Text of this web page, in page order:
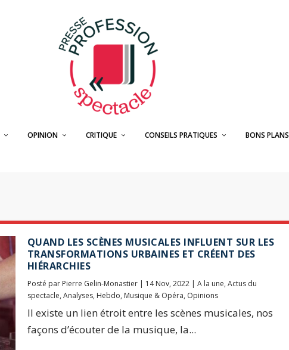
OPINION CRITIQUE CONSEILS PRATIQUES BONS PLANS
QUAND LES SCÈNES MUSICALES INFLUENT SUR LES
TRANSFORMATIONS URBAINES ET CRÉENT DES
HIÉRARCHIES
Posté par Pierre Gelin-Monastier| 14 Nov, 2022| A la une, Actus du
spectacle, Analyses, Hebdo, Musique & Opéra, Opinions
Il existe un lien étroit entre les scènes musicales, nos
façons d’écouter de la musique, la...